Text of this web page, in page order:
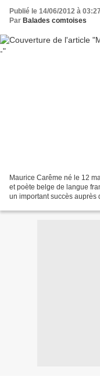
Publié le 14/06/2012 à 03:27
Par Balades comtoises
Maurice Carême né le 12
et poète belge de langue
un important succès auprès